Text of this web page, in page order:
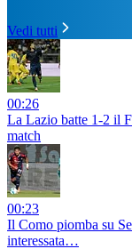
Vedi tutti
00:26
La Lazio batte 1-2 il
match
00:23
Il Como piomba su
interessata…